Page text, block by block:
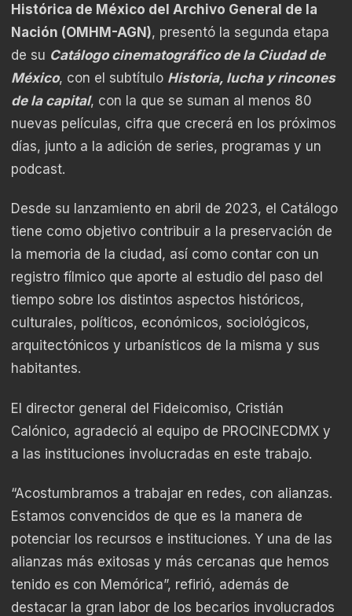
Histórica de México del Archivo General de la
Nación (OMHM-AGN), presentó la segunda etapa
de su Catálogo cinematográfico de la Ciudad de
México, con el subtítulo Historia, lucha y rincones
de la capital, con la que se suman al menos 80
nuevas películas, cifra que crecerá en los próximos
días, junto a la adición de series, programas y un
podcast.
Desde su lanzamiento en abril de 2023, el Catálogo
tiene como objetivo contribuir a la preservación de
la memoria de la ciudad, así como contar con un
registro fílmico que aporte al estudio del paso del
tiempo sobre los distintos aspectos históricos,
culturales, políticos, económicos, sociológicos,
arquitectónicos y urbanísticos de la misma y sus
habitantes.
El director general del Fideicomiso, Cristián
Calónico, agradeció al equipo de PROCINECDMX y
a las instituciones involucradas en este trabajo.
“Acostumbramos a trabajar en redes, con alianzas.
Estamos convencidos de que es la manera de
potenciar los recursos e instituciones. Y una de las
alianzas más exitosas y más cercanas que hemos
tenido es con Memórica”, refirió, además de
destacar la gran labor de los becarios involucrados